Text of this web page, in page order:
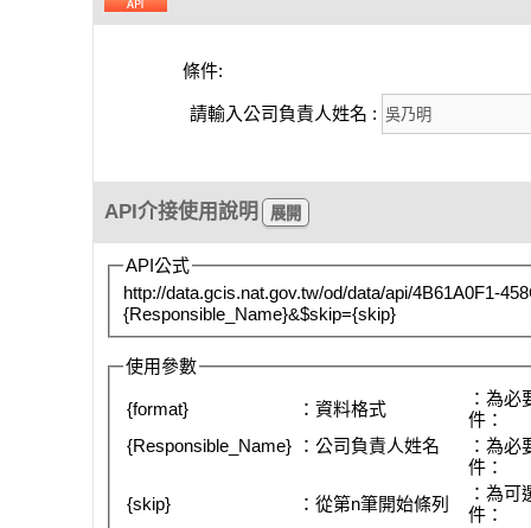
條件:
請輸入公司負責人姓名 :
API介接使用說明
API公式
http://data.gcis.nat.gov.tw/od/data/api/4B61A0F1-
{Responsible_Name}&$skip={skip}
使用參數
{format} ：資料格式
：為必
件：
{Responsible_Name}
：公司負責人姓名
：為必
件：
{skip}
：從第n筆開始條列
：為可
件：